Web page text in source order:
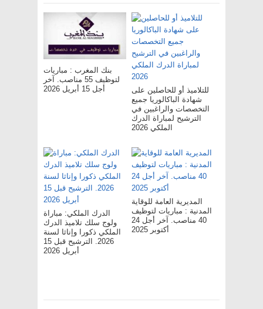
بنك المغرب : مباريات
لتوظيف 55 مناصب. آخر
أجل 15 أبريل 2026
للتلاميذ أو للحاصلين على
شهادة الباكالوريا جميع
التخصصات والراغبين في
الترشيح لمباراة الدرك
الملكي 2026
الدرك الملكي: مباراة
ولوج سلك تلاميذ الدرك
الملكي ذكورا وإناثا لسنة
2026. الترشيح قبل 15
أبريل 2026
المديرية العامة للوقاية
المدنية : مباريات لتوظيف
40 مناصب. آخر أجل 24
أكتوبر 2025